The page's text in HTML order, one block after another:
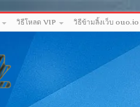
วิธีโหลด VIP วิธีข้ามลิ้งเว็บ ouo.io